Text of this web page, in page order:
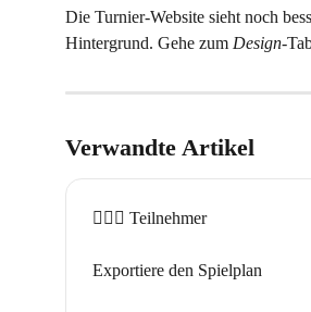
Die Turnier-Website sieht noch
Hintergrund. Gehe zum Design-
Verwandte Artikel
🏃🏽‍♀️ Teilnehmer
Exportiere den Spielplan